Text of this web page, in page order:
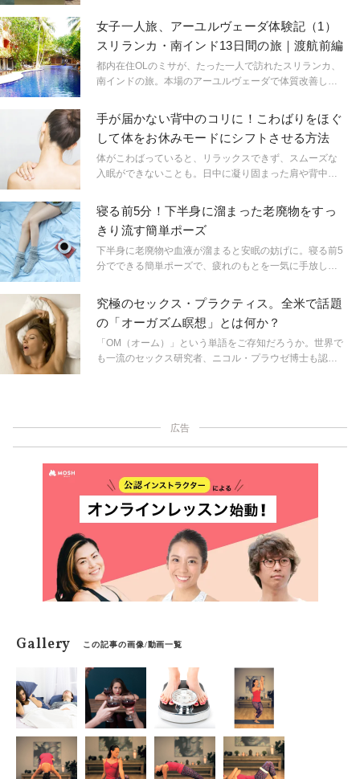
スを取ることが大事。簡単な診断チェックで自分のタイ
プを知ろう！ハワイ在住のヨガティーチャーで、アーユ
ルヴェーダにも造詣が深いメアリー・バスティアンがナ
ビゲートする。
女子一人旅、アーユルヴェーダ体験記（1）
スリランカ・南インド13日間の旅｜渡航前編
都内在住OLのミサが、たった一人で訪れたスリランカ、
南インドの旅。本場のアーユルヴェーダで体質改善した
リトリート旅行を考えている人は必見の連載がスター
ト。
手が届かない背中のコリに！こわばりをほぐ
して体をお休みモードにシフトさせる方法
体がこわばっていると、リラックスできず、スムーズな
入眠ができないことも。日中に凝り固まった肩や背中は
えましょう。ヨガティーチャーの中村優希先生に教えて
もらいました。
寝る前5分！下半身に溜まった老廃物をすっ
きり流す簡単ポーズ
下半身に老廃物や血液が溜まると安眠の妨げに。寝る前5
分でできる簡単ポーズで、疲れのもとを一気に手放しま
らいました。
究極のセックス・プラクティス。全米で話題
の「オーガズム瞑想」とは何か？
「OM（オーム）」という単語をご存知だろうか。世界で
も一流のセックス研究者、ニコル・プラウゼ博士も認め
広告
Gallery この記事の画像/動画一覧